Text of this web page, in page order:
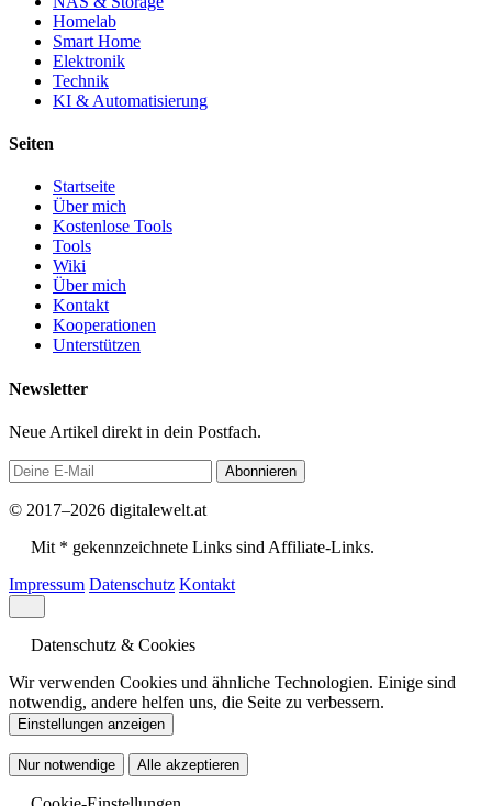
Homelab
Smart Home
Elektronik
Technik
KI & Automatisierung
Seiten
Startseite
Über mich
Kostenlose Tools
Tools
Wiki
Über mich
Kontakt
Kooperationen
Unterstützen
Newsletter
Neue Artikel direkt in dein Postfach.
Abonnieren
© 2017–2026 digitalewelt.at
Mit * gekennzeichnete Links sind Affiliate-Links.
Impressum Datenschutz Kontakt
Datenschutz & Cookies
Wir verwenden Cookies und ähnliche Technologien. Einige sind
notwendig, andere helfen uns, die Seite zu verbessern.
Einstellungen anzeigen
Nur notwendige Alle akzeptieren